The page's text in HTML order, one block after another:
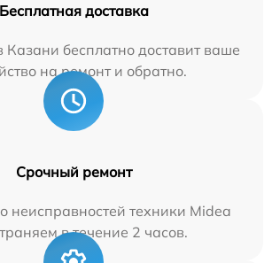
Бесплатная доставка
бесплатно доставит ваше
на ремонт и обратно.
Срочный ремонт
неисправностей техники Midea
в течение 2 часов.